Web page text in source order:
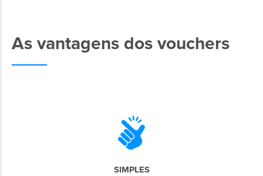
As vantagens dos vouchers
SIMPLES